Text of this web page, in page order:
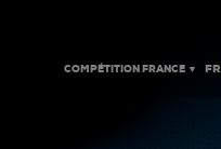
COMPÉTITION FRANCE ▼ FR